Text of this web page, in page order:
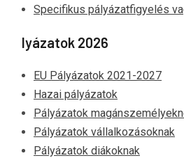
Specifikus pályázatfigyelés
Pályázatok 2026
EU Pályázatok 2021-2027
Hazai pályázatok
Pályázatok
Pályázatok vállalkozásoknak
Pályázatok diákoknak